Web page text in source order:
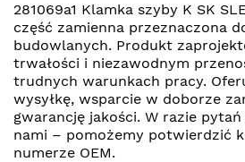
281069a1 Klamka szyby K SK
część zamienna przeznaczona
budowlanych. Produkt
trwałości i niezawodnym
trudnych warunkach pracy.
wysyłkę, wsparcie w doborze
gwarancję jakości. W razie
nami – pomożemy potwierdzić
numerze OEM.